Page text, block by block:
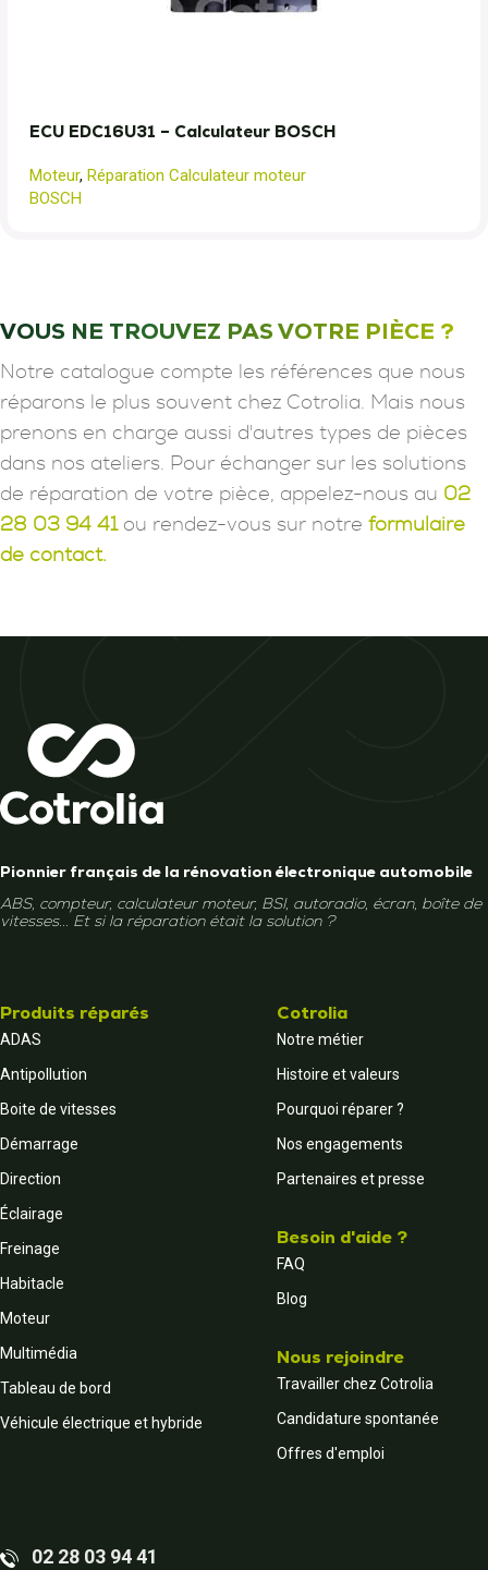
ECU EDC16U31 – Calculateur BOSCH
Moteur, Réparation Calculateur moteur
BOSCH
VOUS NE TROUVEZ PAS VOTRE PIÈCE ?
Notre catalogue compte les références que nous
réparons le plus souvent chez Cotrolia. Mais nous
prenons en charge aussi d'autres types de pièces
dans nos ateliers. Pour échanger sur les solutions
de réparation de votre pièce, appelez-nous au 02
28 03 94 41ou rendez-vous sur notre formulaire
de contact.
Pionnier français de la rénovation électronique automobile
ABS, compteur, calculateur moteur, BSI, autoradio, écran, boîte de
vitesses... Et si la réparation était la solution ?
Produits réparés
ADAS
Antipollution
Boite de vitesses
Démarrage
Direction
Éclairage
Freinage
Habitacle
Moteur
Multimédia
Tableau de bord
Véhicule électrique et hybride
Cotrolia
Notre métier
Histoire et valeurs
Pourquoi réparer ?
Nos engagements
Partenaires et presse
Besoin d'aide ?
FAQ
Blog
Nous rejoindre
Travailler chez Cotrolia
Candidature spontanée
Offres d'emploi
02 28 03 94 41